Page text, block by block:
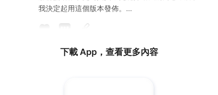
我決定起用這個版本發佈。
我的風箏給樹葉纏住 纏住我撇不開
下載 App，查看更多內容